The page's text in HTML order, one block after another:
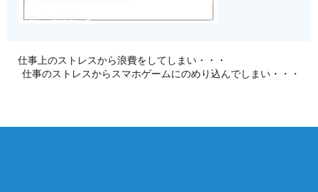
仕事上のストレスから浪費をしてしまい・・・
仕事のストレスからスマホゲームにのめり込んでしまい・・・